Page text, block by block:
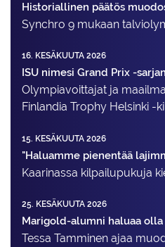
Historiallinen päätös
Synchro 9 mukaan
16. KESÄKUUTA 2026
ISU nimesi Grand Prix -
Olympiavoittajat ja
Finlandia Trophy Helsinki -
15. KESÄKUUTA 2026
"Haluamme pienentää
Kaarinassa kilpailupukuja
25. KESÄKUUTA 2026
Marigold-alumni haluaa
Tessa Tamminen ajaa